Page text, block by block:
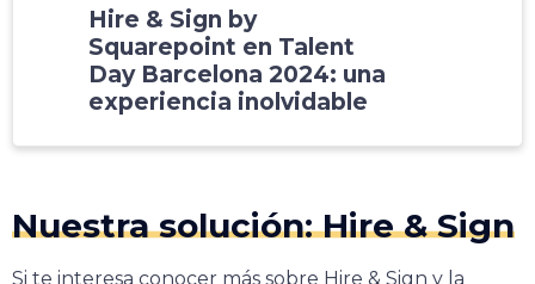
Hire & Sign by
Squarepoint en Talent
Day Barcelona 2024: una
experiencia inolvidable
Nuestra solución: Hire & Sign
Si te interesa conocer más sobre Hire & Sign y la